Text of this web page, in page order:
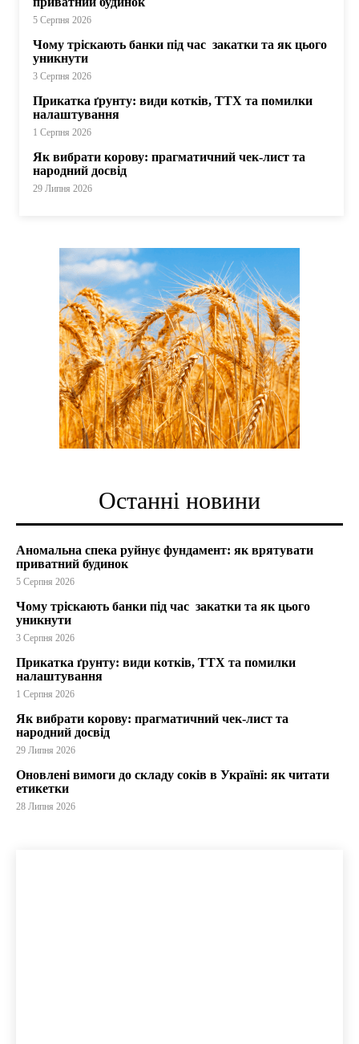
5 Серпня 2026
Чому тріскають банки під час закатки та як цього
уникнути
3 Серпня 2026
Прикатка ґрунту: види котків, ТТХ та помилки
налаштування
1 Серпня 2026
Як вибрати корову: прагматичний чек-лист та
народний досвід
29 Липня 2026
Останні новини
Аномальна спека руйнує фундамент: як врятувати
приватний будинок
5 Серпня 2026
Чому тріскають банки під час закатки та як цього
уникнути
3 Серпня 2026
Прикатка ґрунту: види котків, ТТХ та помилки
налаштування
1 Серпня 2026
Як вибрати корову: прагматичний чек-лист та
народний досвід
29 Липня 2026
Оновлені вимоги до складу соків в Україні: як читати
етикетки
28 Липня 2026